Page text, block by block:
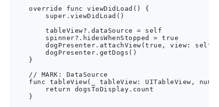
    override func viewDidLoad() {
        super.viewDidLoad()
        tableView?.dataSource = self
        spinner?.hidesWhenStopped = true
        dogPresenter.attachView(true, view: self)
        dogPresenter.getDogs()
    }
    // MARK: DataSource
func tableView(_ tableView: UITableView,
        return dogsToDisplay.count
    }